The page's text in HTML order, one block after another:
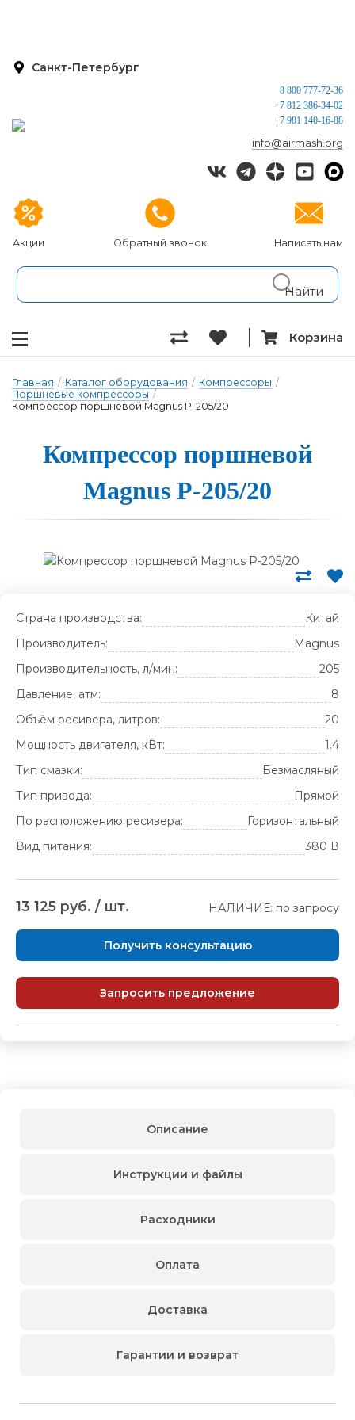
Санкт-Петербург
Акции Обратный звонок Написать нам
8 800 777-72-36
+7 812 386-34-02
+7 981 140-16-88
info@airmash.org
Корзина
Главная / Каталог оборудования / Компрессоры /
Поршневые компрессоры /
Компрессор поршневой Magnus P-205/20
Ком­прес­сор пор­шне­вой
Magnus P-205/20
Страна производства:
Китай
Производитель:
Magnus
Производительность, л/мин:
205
Давление, атм:
8
Объём ресивера, литров:
20
Мощность двигателя, кВт:
1.4
Тип смазки:
Безмасляный
Тип привода:
Прямой
По расположению ресивера:
Горизонтальный
Вид питания:
380 В
13 125 руб. / шт. НАЛИЧИЕ: по запросу
Получить консультацию
Запросить предложение
Описание
Инструкции и файлы
Расходники
Оплата
лиц
Доставка
Способыдоставки
Гарантии и возврат
лиц